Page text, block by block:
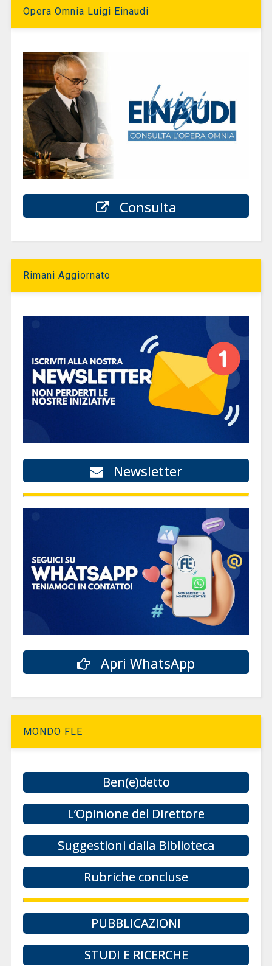
Opera Omnia Luigi Einaudi
Consulta
Rimani Aggiornato
Newsletter
Apri WhatsApp
MONDO FLE
Ben(e)detto
L’Opinione del Direttore
Suggestioni dalla Biblioteca
Rubriche concluse
PUBBLICAZIONI
STUDI E RICERCHE